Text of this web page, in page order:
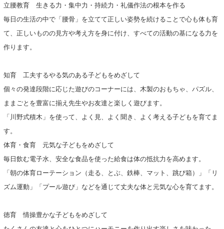
立腰教育 生きる力・集中力・持続力・礼儀作法の根本を作る
毎日の生活の中で「腰骨」を立てて正しい姿勢を続けることで心も体も育
て、正しいものの見方や考え方を身に付け、すべての活動の基になる力を
作ります。
知育 工夫するやる気のある子どもをめざして
個々の発達段階に応じた遊びのコーナーには、木製のおもちゃ、パズル、
ままごとを豊富に揃え先生やお友達と楽しく遊びます。
「川野式積木」を使って、よく見、よく聞き、よく考える子どもを育てま
す。
体育・食育 元気な子どもをめざして
毎日飲む電子水、安全な食品を使った給食は体の抵抗力を高めます。
「朝の体育ローテーション（走る、とぶ、鉄棒、マット、跳び箱）」「リ
ズム運動」「プール遊び」などを通じて丈夫な体と元気な心を育てます。
徳育 情操豊かな子どもをめざして